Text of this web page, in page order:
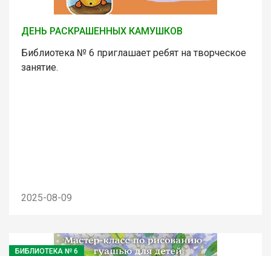
ДЕНЬ РАСКРАШЕННЫХ КАМУШКОВ
Библиотека № 6 приглашает ребят на творческое
занятие.
2025-08-09
БИБЛИОТЕКА № 6